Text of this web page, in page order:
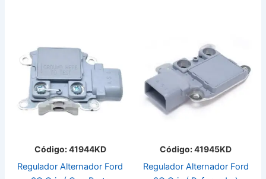
Código: 41944KD
Regulador Alternador Ford
Código: 41945KD
Regulador Alternador Ford